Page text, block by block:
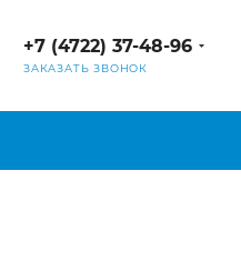
+7 (4722) 37-48-96
ЗАКАЗАТЬ ЗВОНОК